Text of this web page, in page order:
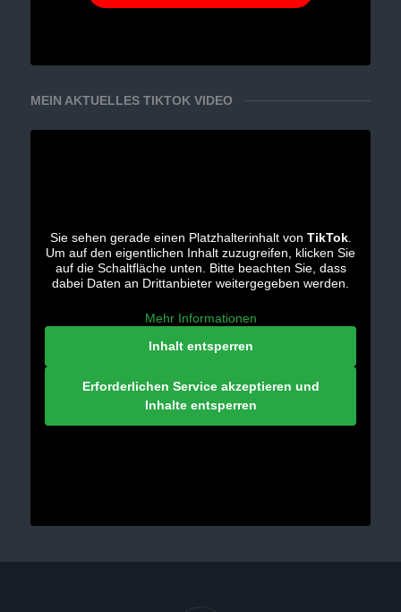
MEIN AKTUELLES TIKTOK VIDEO
Sie sehen gerade einen Platzhalterinhalt von TikTok.
Um auf den eigentlichen Inhalt zuzugreifen, klicken Sie
auf die Schaltfläche unten. Bitte beachten Sie, dass
dabei Daten an Drittanbieter weitergegeben werden.
Mehr Informationen
Inhalt entsperren
Erforderlichen Service akzeptieren und
Inhalte entsperren